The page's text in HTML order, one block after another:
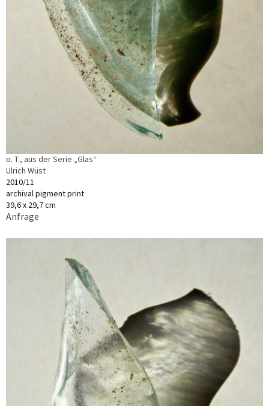
o. T., aus der Serie „Glas“
Ulrich Wüst
2010/11
archival pigment print
39,6 x 29,7 cm
Anfrage